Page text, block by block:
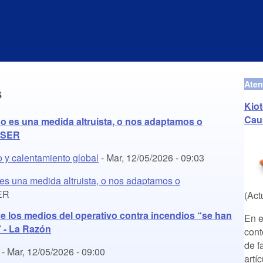
es una medida altruista, o nos adaptamos o
y calentamiento global - Mar, 12/05/2026 - 09:03
una medida altruista, o nos adaptamos o
los medios del operativo contra incendios “se han
La Razón
- Mar, 12/05/2026 - 09:00
En
de